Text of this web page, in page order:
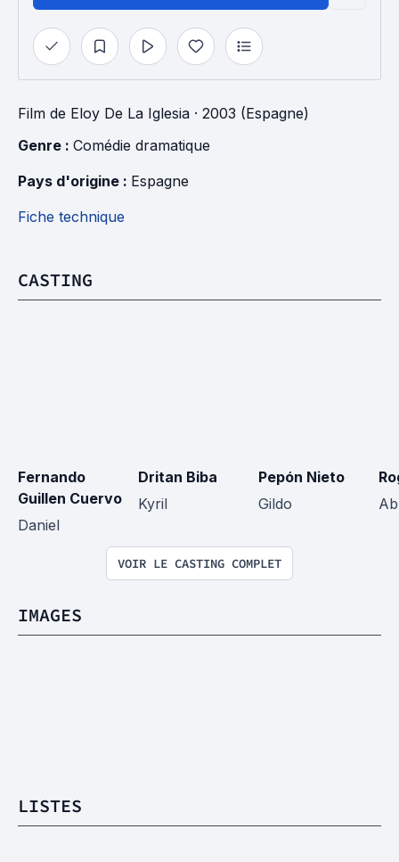
Film de Eloy De La Iglesia · 2003 (Espagne)
Genre : Comédie dramatique
Pays d'origine : Espagne
Fiche technique
CASTING
Fernando
Guillen Cuervo
Daniel
Dritan Biba
Kyril
Pepón Nieto
Gildo
VOIR LE CASTING COMPLET
IMAGES
LISTES